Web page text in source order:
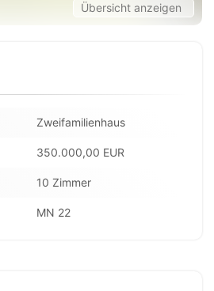
Übersicht anzeigen
Zweifamilienhaus
350.000,00 EUR
10 Zimmer
MN 22